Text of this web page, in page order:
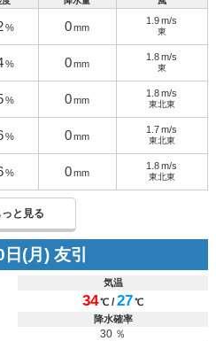
% 0 mm
1.9 m/s
東
% 0 mm
1.8 m/s
東
% 0 mm
1.8 m/s
東北東
% 0 mm
1.7 m/s
東北東
% 0 mm
1.8 m/s
東北東
っと見る
(月) 友引
気温
34℃ /27℃
降水確率
30 ％